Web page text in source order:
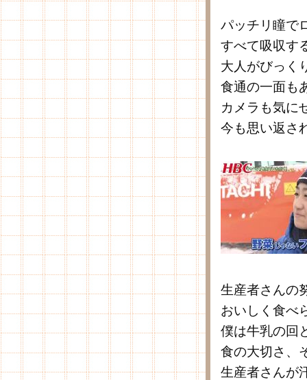
パッチリ瞳で
すべて吸収す
大人がびっく
食通の一面も
カメラも気に
今も思い返さ
生産者さんの
おいしく食べ
僕は牛乳の回
食の大切さ、
生産者さんが